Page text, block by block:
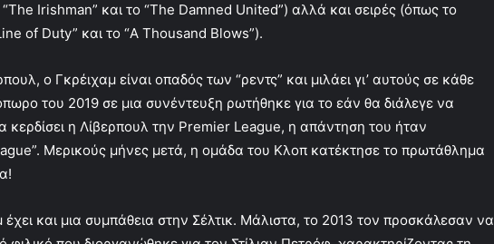
Irishman” και το “The Damned United”) αλλά και σειρές (όπως το
of Duty” και το “A Thousand Blows”).
ο Γκρέιχαμ είναι οπαδός των “ρεντς” και μιλάει γι’ αυτούς σε κάθε
του 2019 σε μια συνέντευξη ρωτήθηκε για το εάν θα διάλεγε να
κερδίσει η Λίβερπουλ την Premier League, η απάντηση του ήταν
Μερικούς μήνες μετά, η ομάδα του Κλοπ κατέκτησε το πρωτάθλημα
και μια συμπάθεια στην Σέλτικ. Μάλιστα, το 2013 τον προσκάλεσαν να